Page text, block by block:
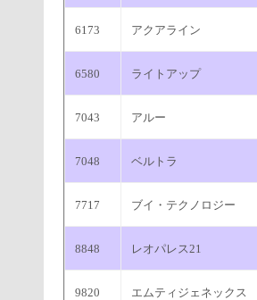
6173 アクアライン
6580 ライトアップ
7043 アルー
7048 ベルトラ
7717 ブイ・テクノロジー
8848 レオパレス21
9820 エムティジェネックス